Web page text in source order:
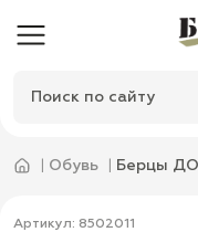
Обувь Берцы
Артикул: 8502011